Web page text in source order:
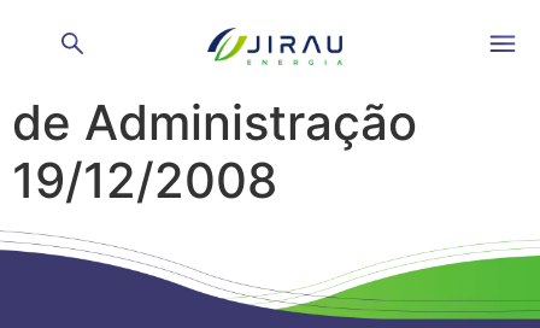
Reunião do Conselho
de Administração
19/12/2008